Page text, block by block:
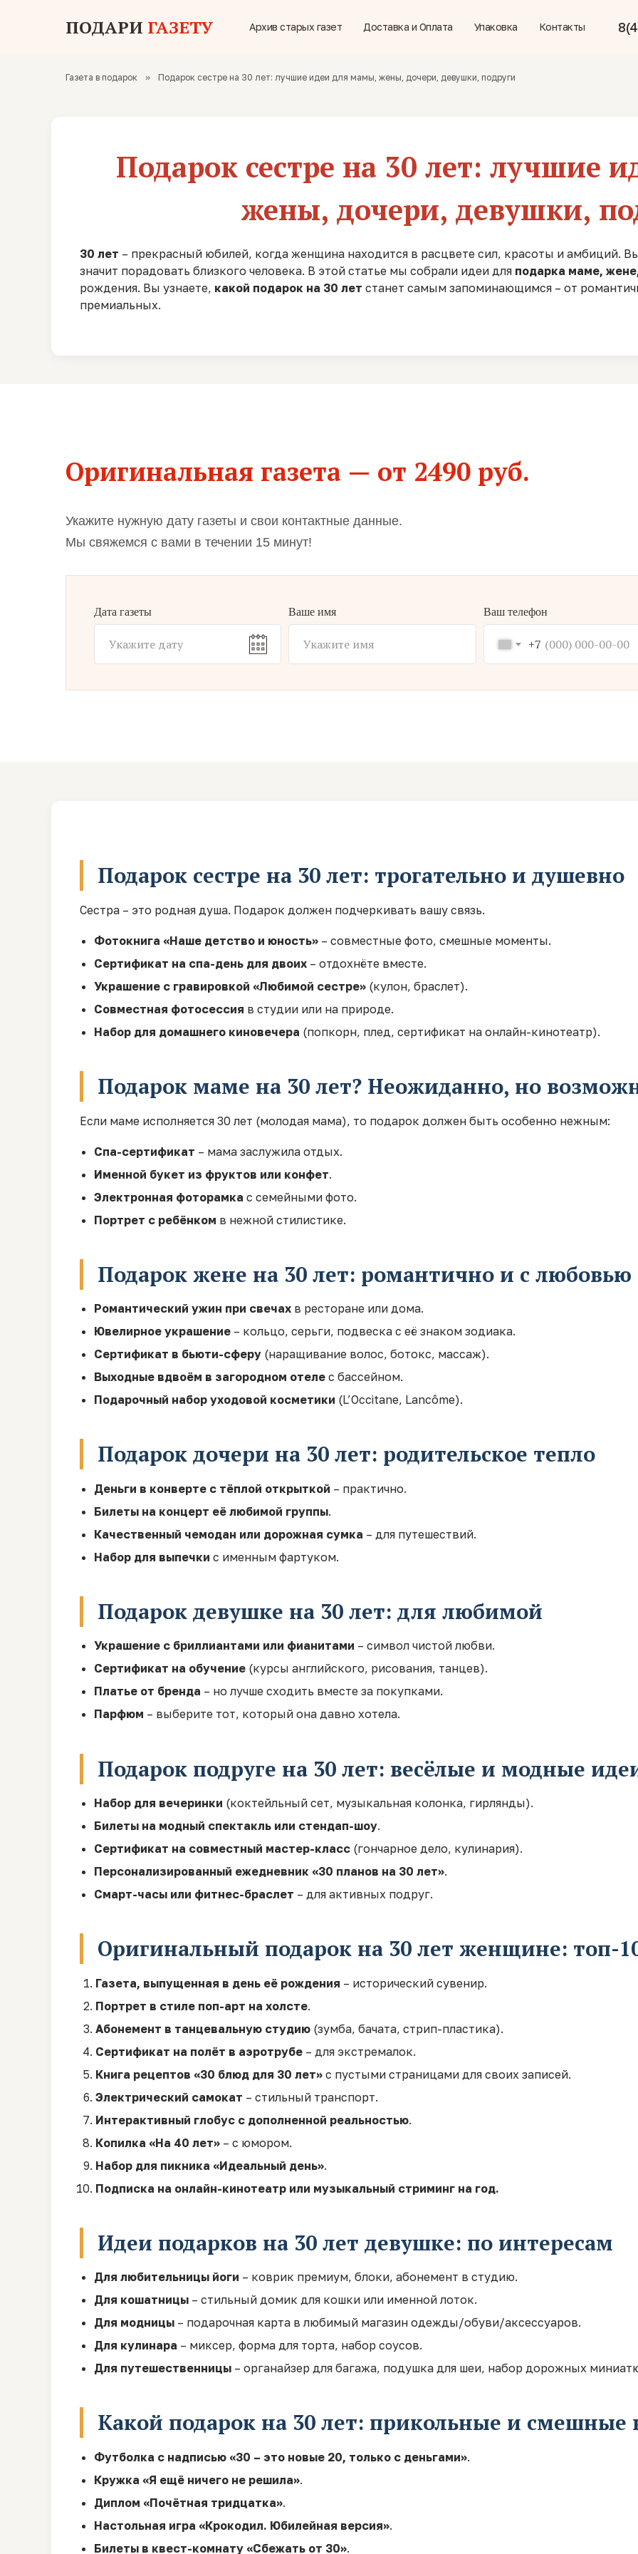
ПОДАРИ ГАЗЕТУ Архив старых газет Доставка и Оплата Упаковка Контакты
Газета в подарок » Подарок сестре на 30 лет: лучшие идеи для мамы, жены, дочери, девушки, подруги
Подарок сестре на 30 лет: лучшие
жены, дочери, девушки,
30 лет – прекрасный юбилей, когда женщина находится в расцвете сил, красоты и амбиций.
значит порадовать близкого человека. В этой статье мы собрали идеи для подарка маме,
рождения. Вы узнаете, какой подарок на 30 лет станет самым запоминающимся – от
премиальных.
Оригинальная газета — от 2490 руб.
Укажите нужную дату газеты и свои контактные данные.
Мы свяжемся с вами в течении 15 минут!
Дата газеты Ваше имя Ваш телефон
+7
Подарок сестре на 30 лет: трогательно и душевно
Сестра – это родная душа. Подарок должен подчеркивать вашу связь.
Фотокнига «Наше детство и юность» – совместные фото, смешные моменты.
Сертификат на спа-день для двоих – отдохнёте вместе.
Украшение с гравировкой «Любимой сестре» (кулон, браслет).
Совместная фотосессия в студии или на природе.
Набор для домашнего киновечера (попкорн, плед, сертификат на онлайн-кинотеатр).
Подарок маме на 30 лет? Неожиданно, но
Если маме исполняется 30 лет (молодая мама), то подарок должен быть особенно нежным:
Спа-сертификат – мама заслужила отдых.
Именной букет из фруктов или конфет.
Электронная фоторамка с семейными фото.
Портрет с ребёнком в нежной стилистике.
Подарок жене на 30 лет: романтично и с любовью
Романтический ужин при свечах в ресторане или дома.
Ювелирное украшение – кольцо, серьги, подвеска с её знаком зодиака.
Сертификат в бьюти-сферу (наращивание волос, ботокс, массаж).
Выходные вдвоём в загородном отеле с бассейном.
Подарочный набор уходовой косметики (L’Occitane, Lancôme).
Подарок дочери на 30 лет: родительское тепло
Деньги в конверте с тёплой открыткой – практично.
Билеты на концерт её любимой группы.
Качественный чемодан или дорожная сумка – для путешествий.
Набор для выпечки с именным фартуком.
Подарок девушке на 30 лет: для любимой
Украшение с бриллиантами или фианитами – символ чистой любви.
Сертификат на обучение (курсы английского, рисования, танцев).
Платье от бренда – но лучше сходить вместе за покупками.
Парфюм – выберите тот, который она давно хотела.
Подарок подруге на 30 лет: весёлые и модные
Набор для вечеринки (коктейльный сет, музыкальная колонка, гирлянды).
Билеты на модный спектакль или стендап-шоу.
Сертификат на совместный мастер-класс (гончарное дело, кулинария).
Персонализированный ежедневник «30 планов на 30 лет».
Смарт-часы или фитнес-браслет – для активных подруг.
Оригинальный подарок на 30 лет женщине: топ-
Газета, выпущенная в день её рождения – исторический сувенир.
Портрет в стиле поп-арт на холсте.
Абонемент в танцевальную студию (зумба, бачата, стрип-пластика).
Сертификат на полёт в аэротрубе – для экстремалок.
Книга рецептов «30 блюд для 30 лет» с пустыми страницами для своих записей.
Электрический самокат – стильный транспорт.
Интерактивный глобус с дополненной реальностью.
Копилка «На 40 лет» – с юмором.
Набор для пикника «Идеальный день».
Подписка на онлайн-кинотеатр или музыкальный стриминг на год.
Идеи подарков на 30 лет девушке: по интересам
Для любительницы йоги – коврик премиум, блоки, абонемент в студию.
Для кошатницы – стильный домик для кошки или именной лоток.
Для модницы – подарочная карта в любимый магазин одежды/обуви/аксессуаров.
Для кулинара – миксер, форма для торта, набор соусов.
Для путешественницы – органайзер для багажа, подушка для шеи, набор дорожных
Какой подарок на 30 лет: прикольные и смешные
Футболка с надписью «30 – это новые 20, только с деньгами».
Кружка «Я ещё ничего не решила».
Диплом «Почётная тридцатка».
Настольная игра «Крокодил. Юбилейная версия».
Билеты в квест-комнату «Сбежать от 30».